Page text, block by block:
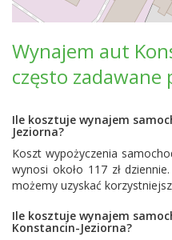
Wynajem aut
często zadawane
Ile kosztuje wynajem
Jeziorna?
Koszt wypożyczenia
wynosi około 117 zł
możemy uzyskać
Ile kosztuje wynajem
Konstancin-Jeziorna?